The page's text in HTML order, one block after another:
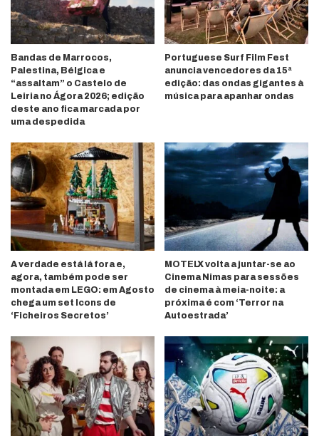
Bandas de Marrocos,
Palestina, Bélgica e
“assaltam” o Castelo de
Leiria no Ágora 2026; edição
deste ano fica marcada por
uma despedida
Portuguese Surf Film Fest
anuncia vencedores da 15ª
edição: das ondas gigantes à
música para apanhar ondas
A verdade está lá fora e,
agora, também pode ser
montada em LEGO: em Agosto
chega um set Icons de
‘Ficheiros Secretos’
MOTELX volta a juntar-se ao
Cinema Nimas para sessões
de cinema à meia-noite: a
próxima é com ‘Terror na
Autoestrada’